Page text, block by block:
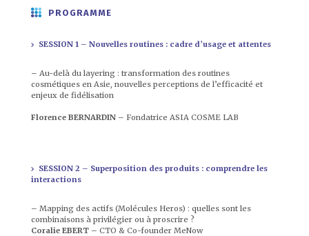
PROGRAMME
SESSION 1 – Nouvelles routines : cadre d’usage et attentes
– Au-delà du layering : transformation des routines
cosmétiques en Asie, nouvelles perceptions de l’efficacité et
enjeux de fidélisation
Florence BERNARDIN – Fondatrice ASIA COSME LAB
SESSION 2 – Superposition des produits : comprendre les
interactions
– Mapping des actifs (Molécules Heros) : quelles sont les
combinaisons à privilégier ou à proscrire ?
Coralie EBERT – CTO & Co-founder MeNow